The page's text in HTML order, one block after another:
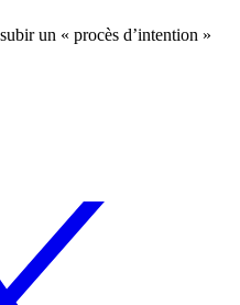
un « procès d’intention »